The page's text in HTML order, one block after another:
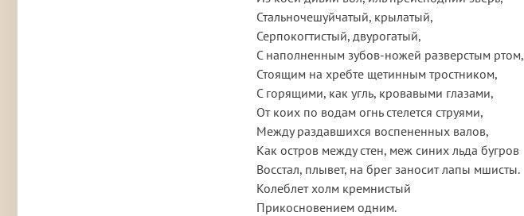
Стальночешуйчатый, крылатый,
Серпокогтистый, двурогатый,
С наполненным зубов-ножей разверстым ртом,
Стоящим на хребте щетинным тростником,
С горящими, как угль, кровавыми глазами,
От коих по водам огнь стелется струями,
Между раздавшихся воспененных валов,
Как остров между стен, меж синих льда бугров
Восстал, плывет, на брег заносит лапы мшисты.
Колеблет холм кремнистый
Прикосновением одним.